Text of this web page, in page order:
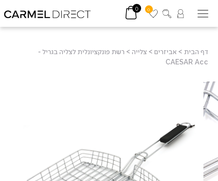
0
0
דף הבית > אביזרים > צלייה > רשת פונקציונלית לצליה בגריל -
CAESAR Acc